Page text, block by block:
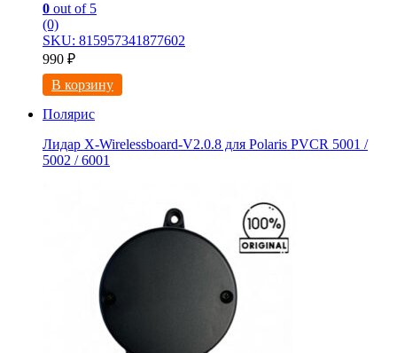
0 out of 5
(0)
SKU: 815957341877602
990 ₽
В корзину
Полярис
Лидар X-Wirelessboard-V2.0.8 для Polaris PVCR 5001 /
5002 / 6001